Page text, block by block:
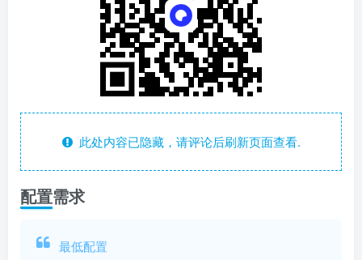
此处内容已隐藏，请评论后刷新页面查看.
配置需求
最低配置